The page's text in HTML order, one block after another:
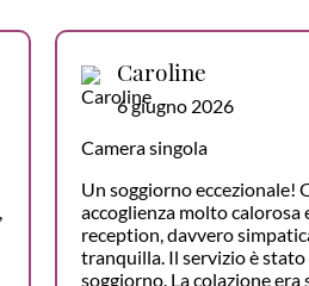
Caroline
6 giugno 2026
Camera singola
Un soggiorno eccezionale!
accoglienza molto calorosa
reception, davvero
tranquilla. Il servizio è
soggiorno. La colazione